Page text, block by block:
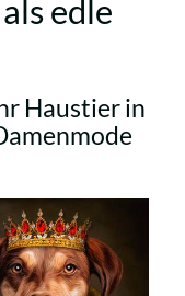
edle
Haustier in